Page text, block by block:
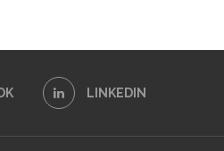
LINKEDIN